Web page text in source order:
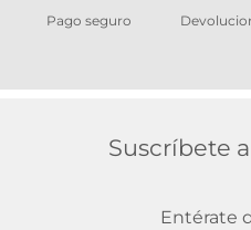
Pago seguro
Suscríbete
Entérate